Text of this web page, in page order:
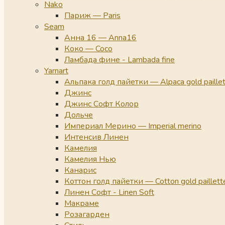
Nako
Париж — Paris
Seam
Анна 16 — Anna16
Коко — Coco
Ламбада фине - Lambada fine
Yarnart
Альпака голд пайетки — Alpaca gold
Джинс
Джинс Софт Колор
Дольче
Империал Мерино — Imperial merino
Интенсив Линен
Камелия
Камелия Нью
Канарис
Коттон голд пайетки — Cotton gold
Линен Софт - Linen Soft
Макраме
Розагарден